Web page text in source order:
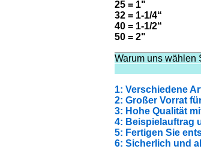
25 = 1"
32 = 1-1/4“
40 = 1-1/2“
50 = 2"
Warum uns wählen
1: Verschiedene
2: Großer Vorrat
3: Hohe Qualität
4: Beispielauftrag
5: Fertigen Sie
6: Sicherlich und